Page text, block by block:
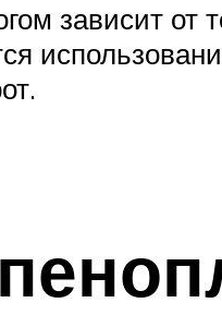
зависит от